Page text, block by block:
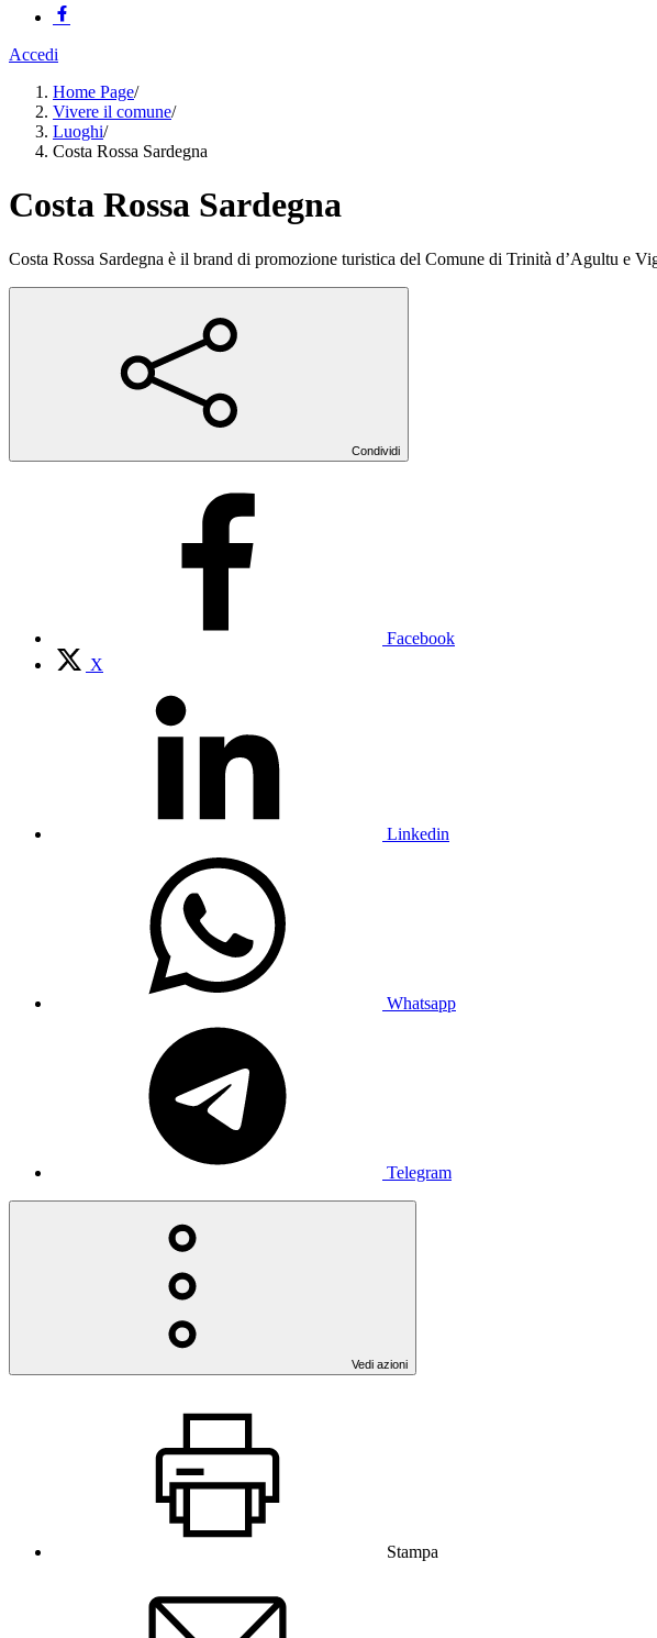
Accedi
Home Page/
Vivere il comune/
Luoghi/
Costa Rossa Sardegna
Costa Rossa Sardegna
Costa Rossa Sardegna è il brand di promozione turistica del Comune di Trinità d’Agultu e
Condividi
Facebook
X
Linkedin
Whatsapp
Telegram
Vedi azioni
Stampa